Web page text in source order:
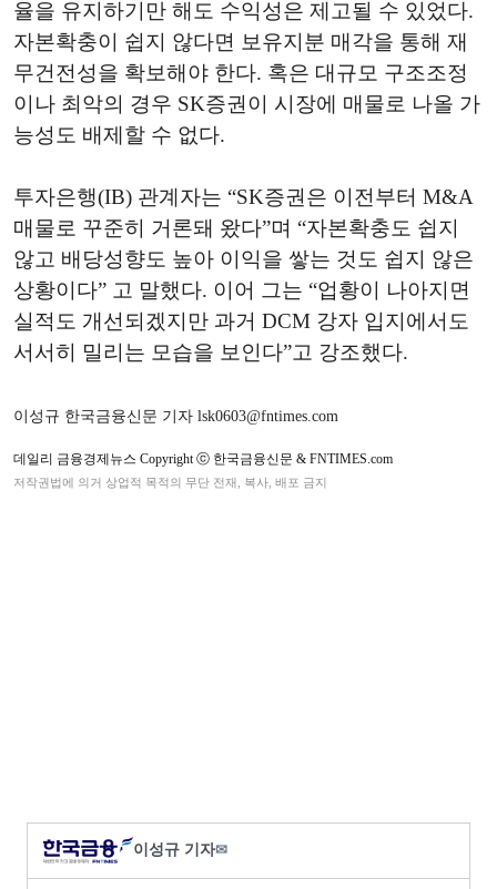
율을 유지하기만 해도 수익성은 제고될 수 있었다.
자본확충이 쉽지 않다면 보유지분 매각을 통해 재
무건전성을 확보해야 한다. 혹은 대규모 구조조정
이나 최악의 경우 SK증권이 시장에 매물로 나올 가
능성도 배제할 수 없다.
투자은행(IB) 관계자는 “SK증권은 이전부터 M&A
매물로 꾸준히 거론돼 왔다”며 “자본확충도 쉽지
않고 배당성향도 높아 이익을 쌓는 것도 쉽지 않은
상황이다” 고 말했다. 이어 그는 “업황이 나아지면
실적도 개선되겠지만 과거 DCM 강자 입지에서도
서서히 밀리는 모습을 보인다”고 강조했다.
이성규 한국금융신문 기자 lsk0603@fntimes.com
데일리 금융경제뉴스 Copyright ⓒ 한국금융신문 & FNTIMES.com
저작권법에 의거 상업적 목적의 무단 전재, 복사, 배포 금지
이성규 기자✉